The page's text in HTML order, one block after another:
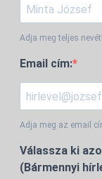
Adja meg teljes nevét!
Email cím:
Adja meg az email
Válassza ki
(Bármennyi